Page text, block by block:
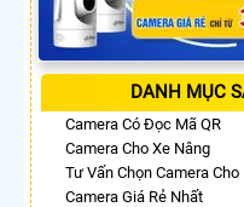
DANH MỤC
Camera Có Đọc Mã QR
Camera Cho Xe Nâng
Tư Vấn Chọn Camera
Camera Giá Rẻ Nhất